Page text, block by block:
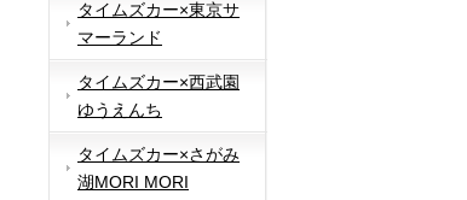
タイムズカー×東京サ
マーランド
タイムズカー×西武園
ゆうえんち
タイムズカー×さがみ
湖MORI MORI